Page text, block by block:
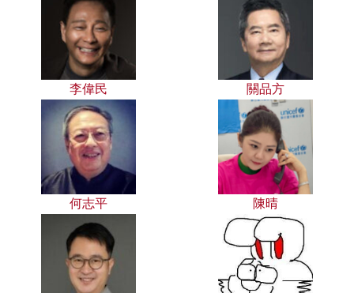
李偉民 關品方
何志平 陳晴